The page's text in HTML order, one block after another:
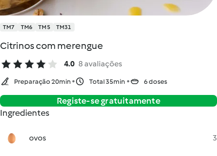
TM7 TM6 TM5 TM31
Citrinos com merengue
4.0 8 avaliações
Preparação 20min Total 35min 6 doses
Registe-se gratuitamente
Ingredientes
ovos 3